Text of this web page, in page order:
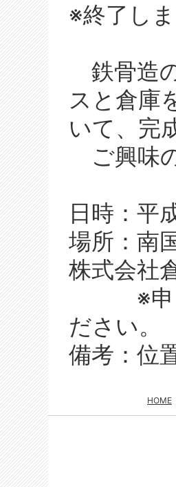
※終了し
鉄骨造
スと倉庫
いて、完
ご興味
日時：平
場所：南
株式会社
※申し
ださい。
備考：位
HOME